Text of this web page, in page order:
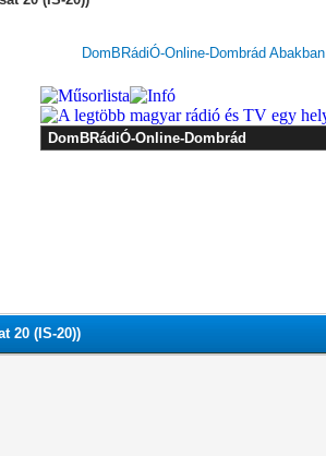
DomBRádiÓ-Online-Dombrád Abakban
20 (IS-20))